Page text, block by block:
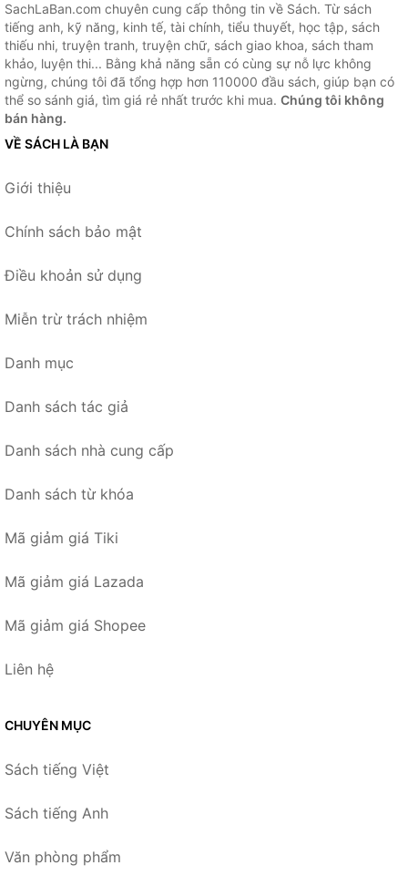
SachLaBan.com chuyên cung cấp thông tin về Sách. Từ sách
tiếng anh, kỹ năng, kinh tế, tài chính, tiểu thuyết, học tập, sách
thiếu nhi, truyện tranh, truyện chữ, sách giao khoa, sách tham
khảo, luyện thi... Bằng khả năng sẵn có cùng sự nỗ lực không
ngừng, chúng tôi đã tổng hợp hơn 110000 đầu sách, giúp bạn có
thể so sánh giá, tìm giá rẻ nhất trước khi mua. Chúng tôi không
bán hàng.
VỀ SÁCH LÀ BẠN
Giới thiệu
Chính sách bảo mật
Điều khoản sử dụng
Miễn trừ trách nhiệm
Danh mục
Danh sách tác giả
Danh sách nhà cung cấp
Danh sách từ khóa
Mã giảm giá Tiki
Mã giảm giá Lazada
Mã giảm giá Shopee
Liên hệ
CHUYÊN MỤC
Sách tiếng Việt
Sách tiếng Anh
Văn phòng phẩm